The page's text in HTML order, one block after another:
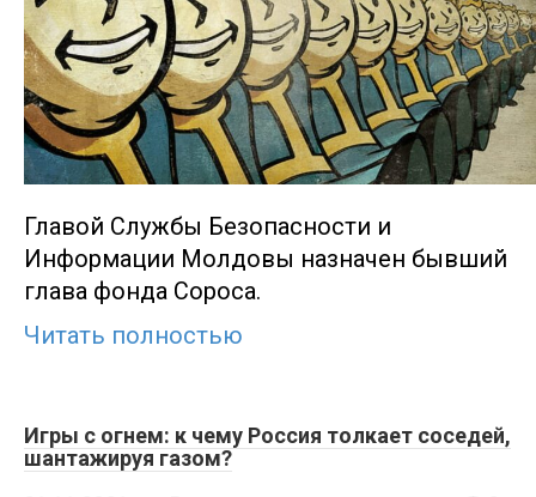
Главой Службы Безопасности и
Информации Молдовы назначен бывший
глава фонда Сороса.
Читать полностью
Игры с огнем: к чему Россия толкает соседей,
шантажируя газом?